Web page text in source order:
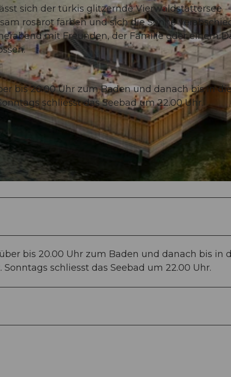
sich der türkis glitzernde Vierwaldstättersee
rosarot färben und sich die Sonne
mit Freunden, der Familie oder einem
bis 20.00 Uhr zum Baden und danach bis in
schliesst das Seebad um 22.00 Uhr.
bis 20.00 Uhr zum Baden und danach bis in
schliesst das Seebad um 22.00 Uhr.